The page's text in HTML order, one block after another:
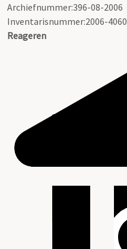
Archiefnummer:396-08-2006
Inventarisnummer:2006-4060
Reageren